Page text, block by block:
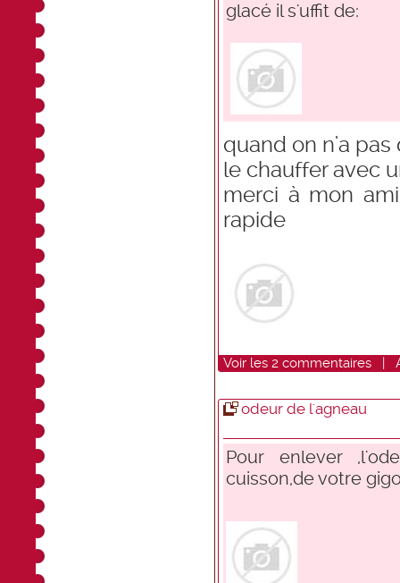
glacé il s'uffit de:
quand on n'a
le chauffer avec
merci à mon
rapide
Voir les 2 commentaires |
odeur de l'agneau
Pour enlever
cuisson,de votre